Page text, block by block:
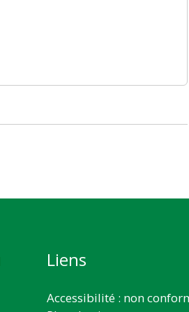
Liens
Accessibilité : non